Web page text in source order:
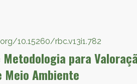
10.15260/rbc.v13i1.782
para
Meio Ambiente